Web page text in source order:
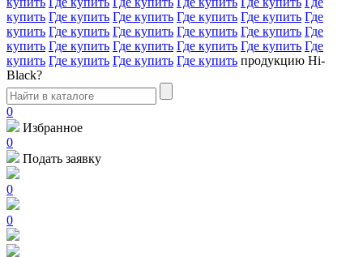
купить Где купить Где купить Где купить Где купить Где
купить Где купить Где купить Где купить Где купить Где
купить Где купить Где купить Где купить Где купить Где
купить Где купить Где купить Где купить продукцию Hi-
Black?
0
Избранное
0
Подать заявку
0
0